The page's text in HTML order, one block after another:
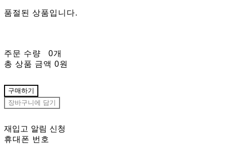
품절된 상품입니다.
주문 수량
0개
총 상품 금액 0원
구매하기
장바구니에 담기
재입고 알림 신청
휴대폰 번호